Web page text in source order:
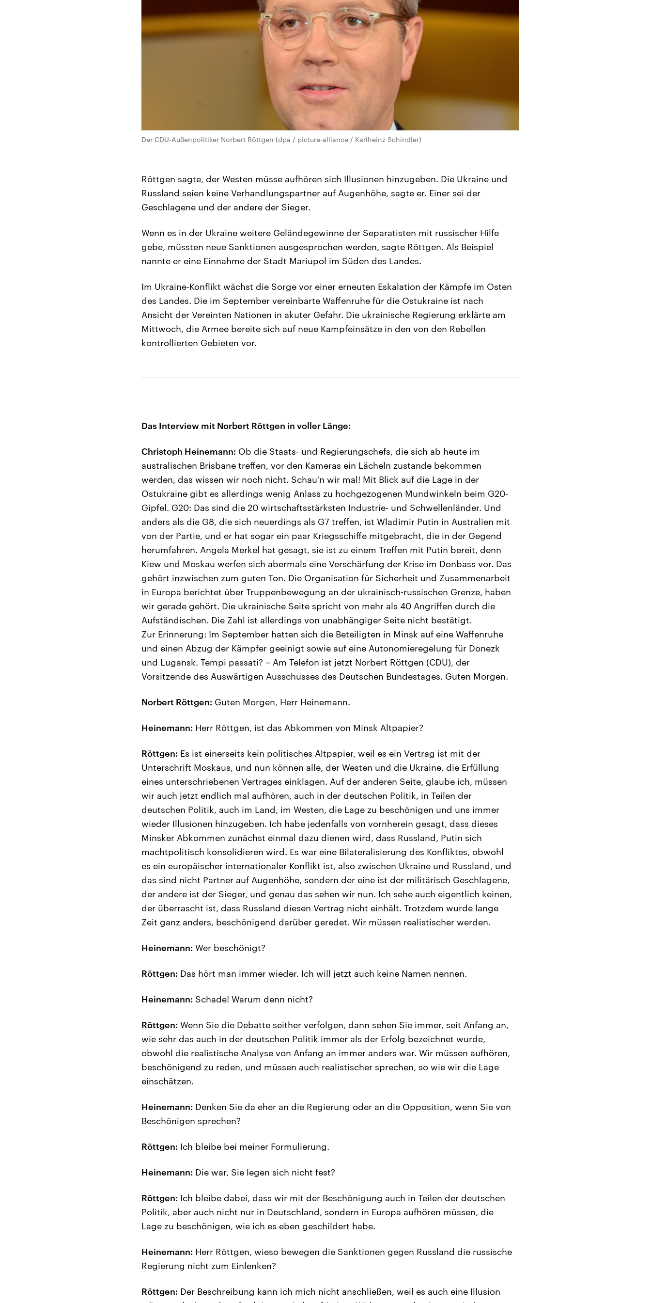
Der CDU-Außenpolitiker Norbert Röttgen (dpa / picture-alliance / Karlheinz Schindler)
Röttgen sagte, der Westen müsse aufhören sich Illusionen hinzugeben. Die Ukraine und
Russland seien keine Verhandlungspartner auf Augenhöhe, sagte er. Einer sei der
Geschlagene und der andere der Sieger.
Wenn es in der Ukraine weitere Geländegewinne der Separatisten mit russischer Hilfe
gebe, müssten neue Sanktionen ausgesprochen werden, sagte Röttgen. Als Beispiel
nannte er eine Einnahme der Stadt Mariupol im Süden des Landes.
Im Ukraine-Konflikt wächst die Sorge vor einer erneuten Eskalation der Kämpfe im Osten
des Landes. Die im September vereinbarte Waffenruhe für die Ostukraine ist nach
Ansicht der Vereinten Nationen in akuter Gefahr. Die ukrainische Regierung erklärte am
Mittwoch, die Armee bereite sich auf neue Kampfeinsätze in den von den Rebellen
kontrollierten Gebieten vor.
Das Interview mit Norbert Röttgen in voller Länge:
Christoph Heinemann: Ob die Staats- und Regierungschefs, die sich ab heute im
australischen Brisbane treffen, vor den Kameras ein Lächeln zustande bekommen
werden, das wissen wir noch nicht. Schau'n wir mal! Mit Blick auf die Lage in der
Ostukraine gibt es allerdings wenig Anlass zu hochgezogenen Mundwinkeln beim G20-
Gipfel. G20: Das sind die 20 wirtschaftsstärksten Industrie- und Schwellenländer. Und
anders als die G8, die sich neuerdings als G7 treffen, ist Wladimir Putin in Australien mit
von der Partie, und er hat sogar ein paar Kriegsschiffe mitgebracht, die in der Gegend
herumfahren. Angela Merkel hat gesagt, sie ist zu einem Treffen mit Putin bereit, denn
Kiew und Moskau werfen sich abermals eine Verschärfung der Krise im Donbass vor. Das
gehört inzwischen zum guten Ton. Die Organisation für Sicherheit und Zusammenarbeit
in Europa berichtet über Truppenbewegung an der ukrainisch-russischen Grenze, haben
wir gerade gehört. Die ukrainische Seite spricht von mehr als 40 Angriffen durch die
Aufständischen. Die Zahl ist allerdings von unabhängiger Seite nicht bestätigt.
Zur Erinnerung: Im September hatten sich die Beteiligten in Minsk auf eine Waffenruhe
und einen Abzug der Kämpfer geeinigt sowie auf eine Autonomieregelung für Donezk
und Lugansk. Tempi passati? – Am Telefon ist jetzt Norbert Röttgen (CDU), der
Vorsitzende des Auswärtigen Ausschusses des Deutschen Bundestages. Guten Morgen.
Norbert Röttgen: Guten Morgen, Herr Heinemann.
Heinemann: Herr Röttgen, ist das Abkommen von Minsk Altpapier?
Röttgen: Es ist einerseits kein politisches Altpapier, weil es ein Vertrag ist mit der
Unterschrift Moskaus, und nun können alle, der Westen und die Ukraine, die Erfüllung
eines unterschriebenen Vertrages einklagen. Auf der anderen Seite, glaube ich, müssen
wir auch jetzt endlich mal aufhören, auch in der deutschen Politik, in Teilen der
deutschen Politik, auch im Land, im Westen, die Lage zu beschönigen und uns immer
wieder Illusionen hinzugeben. Ich habe jedenfalls von vornherein gesagt, dass dieses
Minsker Abkommen zunächst einmal dazu dienen wird, dass Russland, Putin sich
machtpolitisch konsolidieren wird. Es war eine Bilateralisierung des Konfliktes, obwohl
es ein europäischer internationaler Konflikt ist, also zwischen Ukraine und Russland, und
das sind nicht Partner auf Augenhöhe, sondern der eine ist der militärisch Geschlagene,
der andere ist der Sieger, und genau das sehen wir nun. Ich sehe auch eigentlich keinen,
der überrascht ist, dass Russland diesen Vertrag nicht einhält. Trotzdem wurde lange
Zeit ganz anders, beschönigend darüber geredet. Wir müssen realistischer werden.
Heinemann: Wer beschönigt?
Röttgen: Das hört man immer wieder. Ich will jetzt auch keine Namen nennen.
Heinemann: Schade! Warum denn nicht?
Röttgen: Wenn Sie die Debatte seither verfolgen, dann sehen Sie immer, seit Anfang an,
wie sehr das auch in der deutschen Politik immer als der Erfolg bezeichnet wurde,
obwohl die realistische Analyse von Anfang an immer anders war. Wir müssen aufhören,
beschönigend zu reden, und müssen auch realistischer sprechen, so wie wir die Lage
einschätzen.
Heinemann: Denken Sie da eher an die Regierung oder an die Opposition, wenn Sie von
Beschönigen sprechen?
Röttgen: Ich bleibe bei meiner Formulierung.
Heinemann: Die war, Sie legen sich nicht fest?
Röttgen: Ich bleibe dabei, dass wir mit der Beschönigung auch in Teilen der deutschen
Politik, aber auch nicht nur in Deutschland, sondern in Europa aufhören müssen, die
Lage zu beschönigen, wie ich es eben geschildert habe.
Heinemann: Herr Röttgen, wieso bewegen die Sanktionen gegen Russland die russische
Regierung nicht zum Einlenken?
Röttgen: Der Beschreibung kann ich mich nicht anschließen, weil es auch eine Illusion